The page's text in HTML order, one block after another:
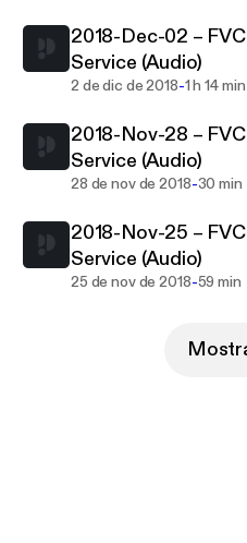
2018-Dec-02 –
Service (Audio)
2 de dic de 2018-1 h 14 min
2018-Nov-28 –
Service (Audio)
28 de nov de 2018-30 min
2018-Nov-25 –
Service (Audio)
25 de nov de 2018-59 min